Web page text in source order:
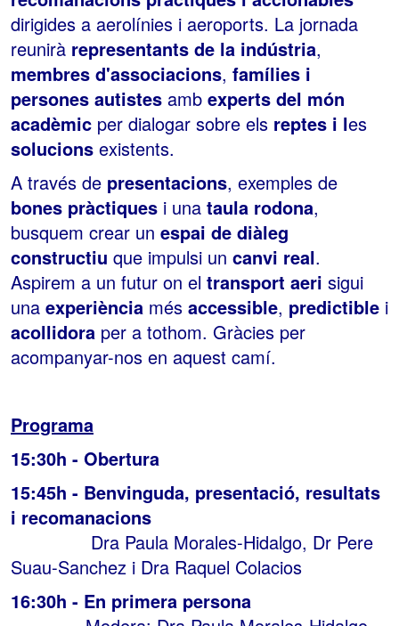
dirigides a aerolínies i aeroports. La jornada
reunirà representants de la indústria,
membres d'associacions, famílies i
persones autistes amb experts del món
acadèmic per dialogar sobre els reptes i les
solucions existents.
A través de presentacions, exemples de
bones pràctiques i una taula rodona,
busquem crear un espai de diàleg
constructiu que impulsi un canvi real.
Aspirem a un futur on el transport aeri sigui
una experiència més accessible, predictible i
acollidora per a tothom. Gràcies per
acompanyar-nos en aquest camí.
Programa
15:30h - Obertura
15:45h - Benvinguda, presentació, resultats
i recomanacions
Dra Paula Morales-Hidalgo, Dr Pere
Suau-Sanchez i Dra Raquel Colacios
16:30h - En primera persona